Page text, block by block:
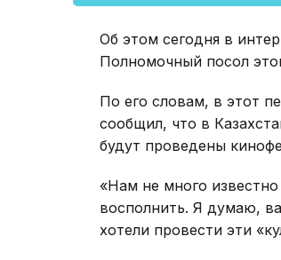
Об этом сегодня в
Полномочный посол
По его словам, в этот
сообщил, что в
будут проведены
«Нам не много
восполнить. Я думаю,
хотели провести эти